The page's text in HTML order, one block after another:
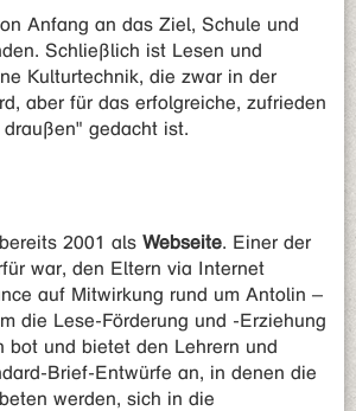
Anfang an das Ziel, Schule und
Schließlich ist Lesen und
Kulturtechnik, die zwar in der
aber für das erfolgreiche, zufrieden
gedacht ist.
2001 als Webseite. Einer der
war, den Eltern via Internet
auf Mitwirkung rund um Antolin –
die Lese-Förderung und -Erziehung
bot und bietet den Lehrern und
Brief-Entwürfe an, in denen die
werden, sich in die